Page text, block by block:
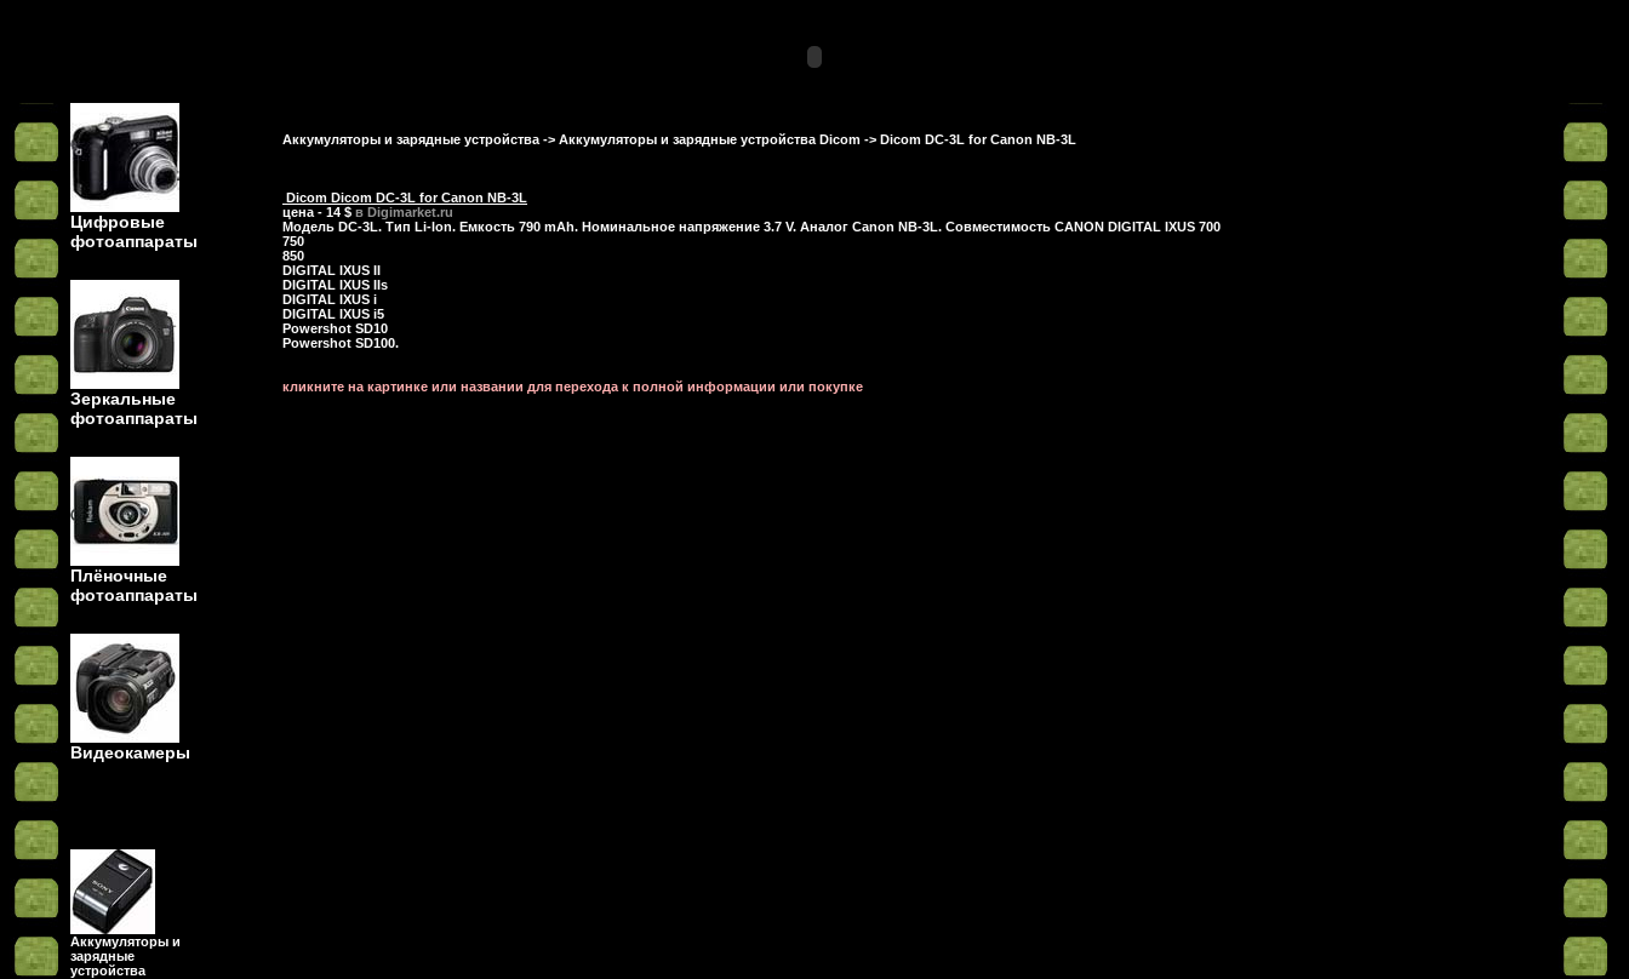
Цифровые
фотоаппараты
Зеркальные
фотоаппараты
Плёночные
фотоаппараты
Видеокамеры
Аккумуляторы и
зарядные
устройства
Аккумуляторы и зарядные устройства -> Аккумуляторы и зарядные устройства Dicom -> Dicom DC-3L for Canon NB-3L
Dicom Dicom DC-3L for Canon NB-3L
цена - 14 $ в Digimarket.ru
Модель DC-3L. Тип Li-lon. Емкость 790 mAh. Номинальное напряжение 3.7 V. Аналог Canon NB-3L. Совместимость CANON DIGITAL IXUS 700
750
850
DIGITAL IXUS II
DIGITAL IXUS IIs
DIGITAL IXUS i
DIGITAL IXUS i5
Powershot SD10
Powershot SD100.
кликните на картинке или названии для перехода к полной информации или покупке